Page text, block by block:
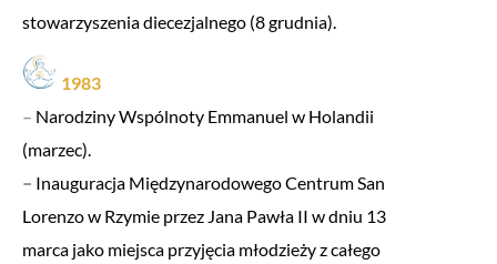
stowarzyszenia diecezjalnego (8 grudnia).
1983
– Narodziny Wspólnoty Emmanuel w Holandii
(marzec).
– Inauguracja Międzynarodowego Centrum San
Lorenzo w Rzymie przez Jana Pawła II w dniu 13
marca jako miejsca przyjęcia młodzieży z całego